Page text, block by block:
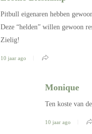
Pitbull eigenaren hebben
Deze “helden” willen gewoon
Zielig!
10 jaar ago
Monique
Ten koste van
10 jaar ago